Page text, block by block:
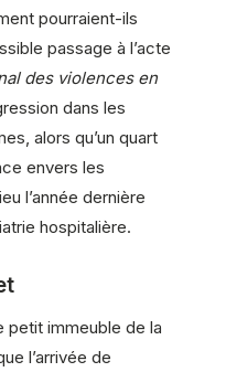
pourraient-ils
passage à l’acte
des violences en
dans les
alors qu’un quart
envers les
l’année dernière
hospitalière.
petit immeuble de la
l’arrivée de